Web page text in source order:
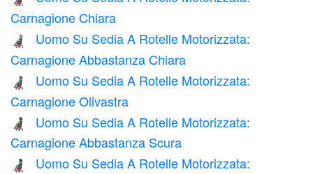
Carnagione Chiara
👨🏼‍🦼
Uomo Su Sedia A Rotelle Motorizzata:
Carnagione Abbastanza Chiara
👨🏽‍🦼
Uomo Su Sedia A Rotelle Motorizzata:
Carnagione Olivastra
👨🏾‍🦼
Uomo Su Sedia A Rotelle Motorizzata:
Carnagione Abbastanza Scura
👨🏿‍🦼
Uomo Su Sedia A Rotelle Motorizzata: